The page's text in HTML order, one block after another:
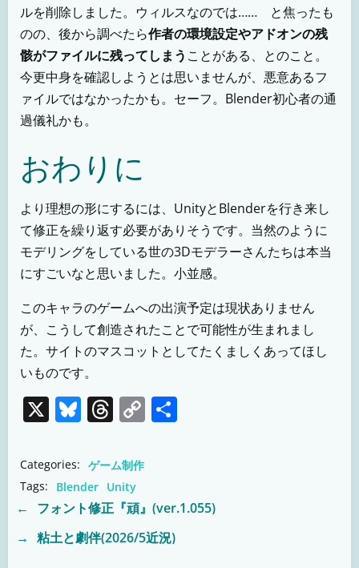
ルを削除しました。ウィルスなのでは…… と焦ったも
のの、後から調べたら作者の環境設定やアドオンの残
骸がファイルに残ってしまう ことがある、とのこと。
今更中身を確認しようとは思いませんが、悪意あるフ
ァイルではなかったかも。セーフ。Blender初心者の通
過儀礼かも。
おわりに
より理想の形にするには、UnityとBlenderを行き来し
て修正を繰り返す必要がありそうです。当然のように
モデリングをしている世の3Dモデラーさんたちは本当
にすごいなと思いました。小並感。
このキャラのゲームへの出演予定は現状ありません
が、こうして創造されたことで可能性が生まれまし
た。サイトのマスコットとしてたくましくあってほし
いものです。
X Bluesky
Threads
Copy
Categories: ゲーム制作
Tags:
Blender Unity
Post
← フォント修正『頑』(ver.1.055)
Post
→ 粘土と劇伴(2026/5近況)